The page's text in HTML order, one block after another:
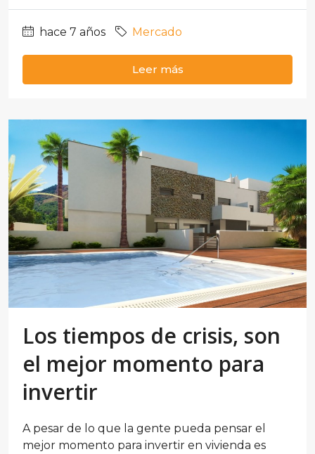
hace 7 años Mercado
Leer más
Los tiempos de crisis, son
el mejor momento para
invertir
A pesar de lo que la gente pueda pensar el
mejor momento para invertir en vivienda es